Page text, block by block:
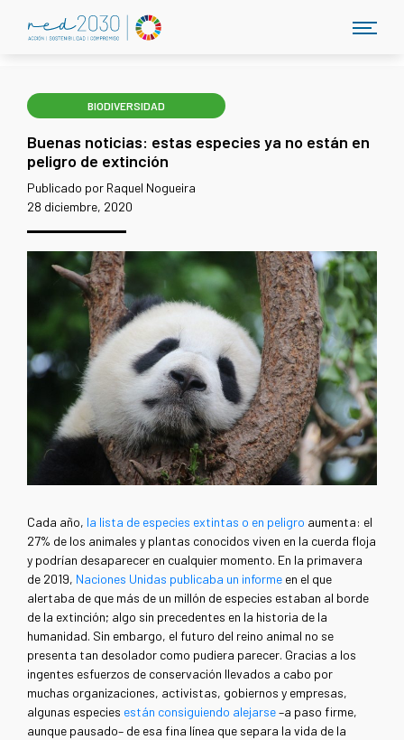
BIODIVERSIDAD
Buenas noticias: estas especies ya no están en
peligro de extinción
Publicado por Raquel Nogueira
28 diciembre, 2020
Cada año, la lista de especies extintas o en peligro aumenta: el
27% de los animales y plantas conocidos viven en la cuerda floja
y podrían desaparecer en cualquier momento. En la primavera
de 2019, Naciones Unidas publicaba un informe en el que
alertaba de que más de un millón de especies estaban al borde
de la extinción; algo sin precedentes en la historia de la
humanidad. Sin embargo, el futuro del reino animal no se
presenta tan desolador como pudiera parecer. Gracias a los
ingentes esfuerzos de conservación llevados a cabo por
muchas organizaciones, activistas, gobiernos y empresas,
algunas especies están consiguiendo alejarse–a paso firme,
aunque pausado– de esa fina línea que separa la vida de la